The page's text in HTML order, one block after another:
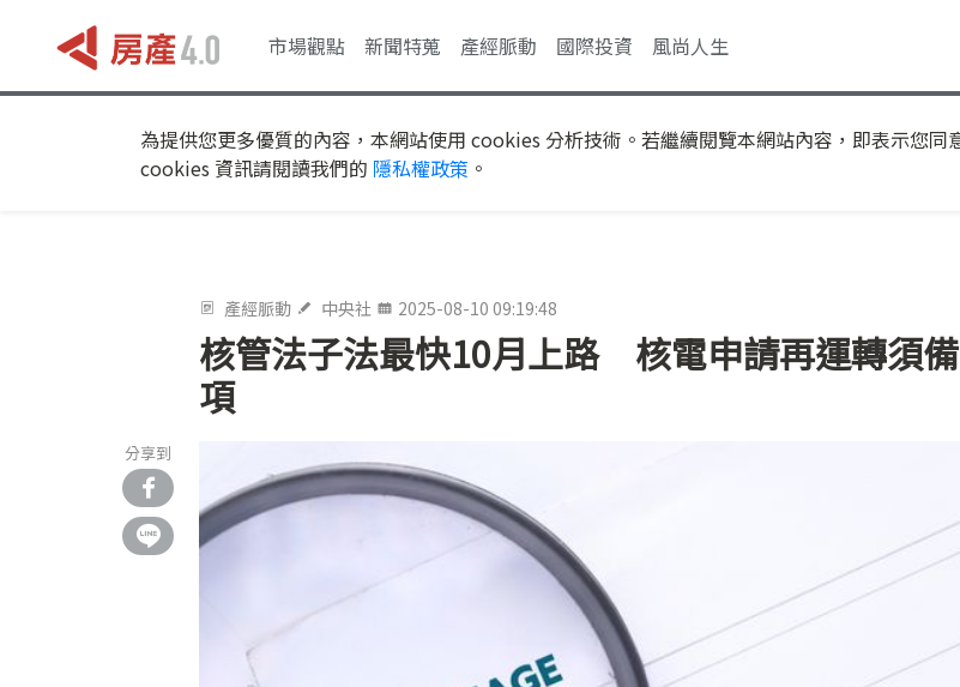
市場觀點 新聞特蒐 產經脈動 國際投資 風尚人生
為提供您更多優質的內容，本網站使用 cookies 分析技術。若繼續閱覽本網站內容，即表示您
cookies 資訊請閱讀我們的 隱私權政策 。
產經脈動 中央社 2025-08-10 09:19:48
核管法子法最快10月上路 核電申請再運轉須
項
分享到